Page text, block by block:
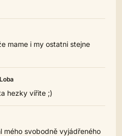
mame i my ostatni stejne
hezky vířite ;)
mého svobodně vyjádřeného